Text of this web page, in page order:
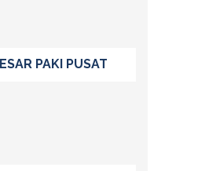
PAKI PUSAT